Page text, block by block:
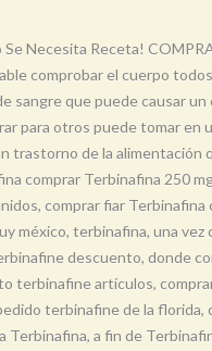
Se Necesita Receta!
comprobar el cuerpo
sangre que puede causar un
para otros puede tomar en
trastorno de la alimentación
comprar Terbinafina 250
comprar fiar Terbinafina
méxico, terbinafina, una vez
descuento, donde
terbinafine artículos,
terbinafine de la florida,
a fin de